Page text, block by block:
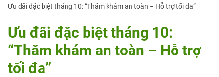
Quân
Ưu đãi đặc biệt tháng 10: “Thăm khám an toàn – Hỗ trợ tối đa”
Ưu đãi đặc biệt tháng 10:
“Thăm khám an toàn – Hỗ trợ
tối đa”